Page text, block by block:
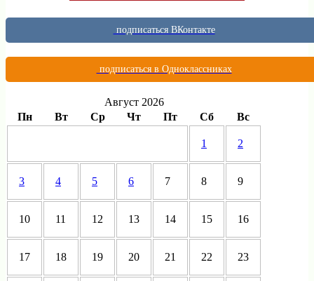
подписаться ВКонтакте
подписаться в Одноклассниках
Август 2026
Пн
Вт Ср Чт Пт Сб Вс
1 2
3 4 5 6 7 8 9
10 11 12 13 14 15 16
17 18 19 20 21 22 23